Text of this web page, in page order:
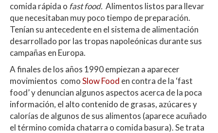
comida rápida o fast food. Alimentos listos para llevar
que necesitaban muy poco tiempo de preparación.
Tenían su antecedente en el sistema de alimentación
desarrollado por las tropas napoleónicas durante sus
campañas en Europa.
A finales de los años 1990 empiezan a aparecer
movimientos comoSlow Food en contra de la ‘fast
food’ y denuncian algunos aspectos acerca de la poca
información, el alto contenido de grasas, azúcares y
calorías de algunos de sus alimentos (aparece acuñado
el término comida chatarra o comida basura). Se trata